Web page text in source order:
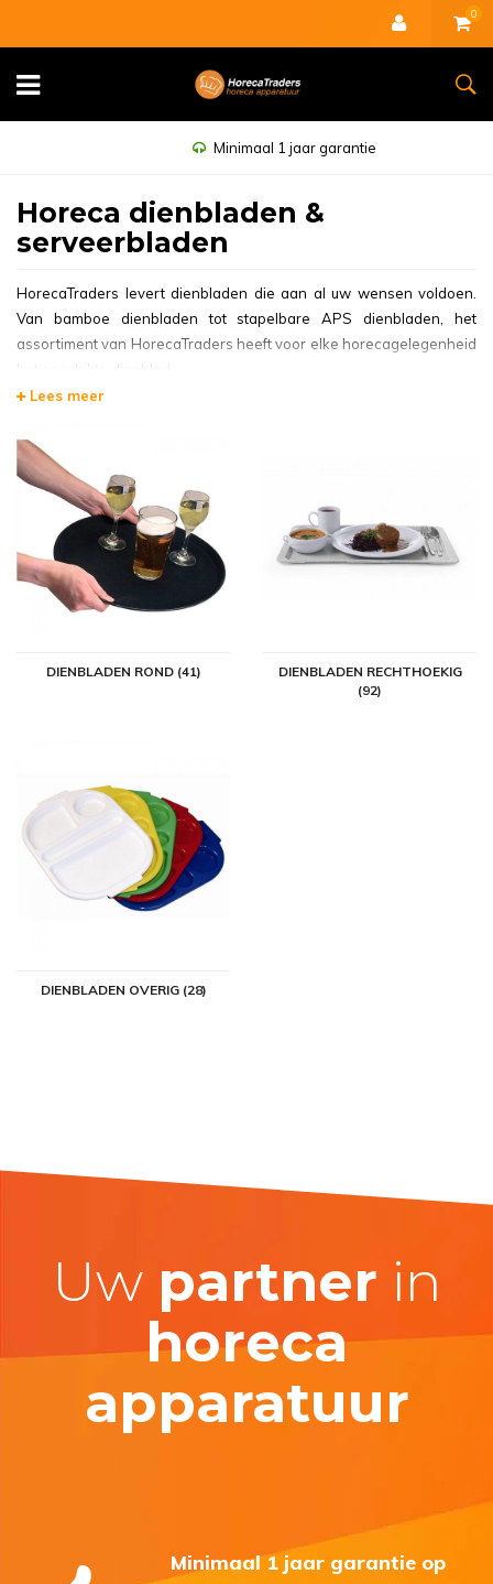
0
Minimaal 1 jaar garantie
Horeca dienbladen &
serveerbladen
HorecaTraders levert dienbladen die aan al uw wensen voldoen.
Van bamboe dienbladen tot stapelbare APS dienbladen, het
assortiment van HorecaTraders heeft voor elke horecagelegenheid
het geschikte dienblad.
Dienbladen lijken misschien op simpele producten waarbij weinig
dienbladen stabiel in de hand liggen en krasvast zijn. Daarnaast
levert HorecaTraders ook dienbladen die een speciale kunststof
constructie hebben. Deze kunststof dienbladen met antisliplaag zijn
speciaal gemaakt voor het serveren van dranken.
Een onbreekbaar dienblad voor
dranken of gerechten
Zwarte Dienblad. Dit dienblad is beschikbaar in 3 formaten en
vrijwel onbreekbaar. Het antislip dienblad is geschikt om bier, fris of
mahonie en donker graniet.
Lees meer
DIENBLADEN ROND (41)
DIENBLADEN RECHTHOEKIG
(92)
DIENBLADEN OVERIG (28)
Uw partner in
horeca
apparatuur
Minimaal 1 jaar garantie op